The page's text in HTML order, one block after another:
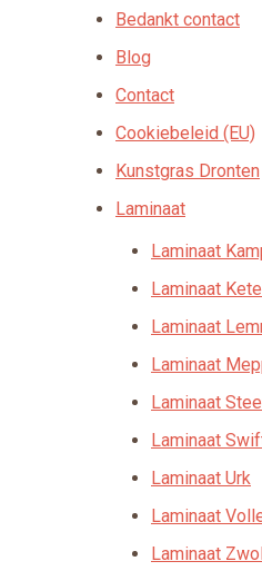
Bedankt contact
Blog
Contact
Cookiebeleid (EU)
Kunstgras Dronten
Laminaat
Laminaat
Laminaat
Laminaat
Laminaat
Laminaat
Laminaat
Laminaat Urk
Laminaat
Laminaat